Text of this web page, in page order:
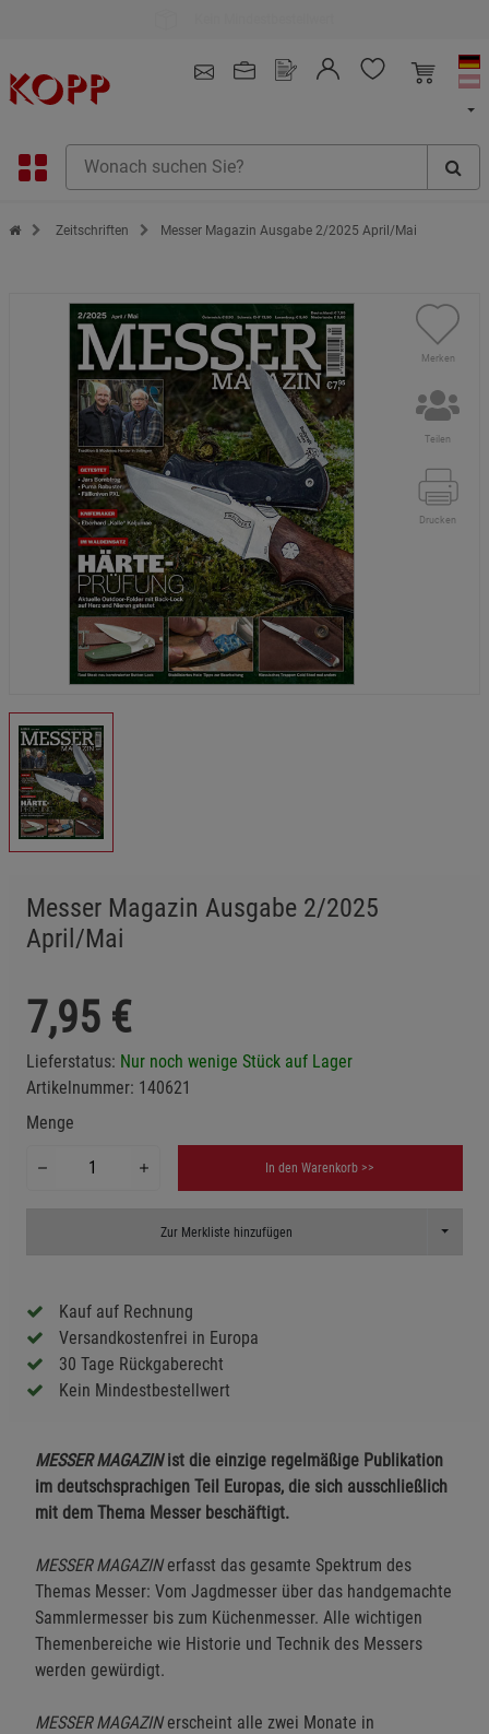
Zur Startseite des Kopp Verlag Online-Shop
Zeitschriften Messer Magazin Ausgabe 2/2025 April/Mai
Merken
Teilen
Drucken
Messer Magazin Ausgabe 2/2025
April/Mai
7,95 €
Lieferstatus: Nur noch wenige Stück auf Lager
Artikelnummer: 140621
Menge
In den Warenkorb >>
Zur Merkliste hinzufügen Toggle
Kauf auf Rechnung
Versandkostenfrei in Europa
30 Tage Rückgaberecht
Kein Mindestbestellwert
MESSER MAGAZINist die einzige regelmäßige Publikation
im deutschsprachigen Teil Europas, die sich ausschließlich
mit dem Thema Messer beschäftigt.
MESSER MAGAZINerfasst das gesamte Spektrum des
Themas Messer: Vom Jagdmesser über das handgemachte
Sammlermesser bis zum Küchenmesser. Alle wichtigen
Themenbereiche wie Historie und Technik des Messers
werden gewürdigt.
MESSER MAGAZINerscheint alle zwei Monate in